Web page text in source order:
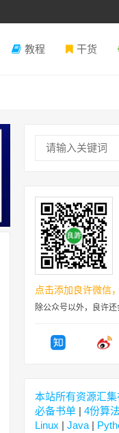
教程 干货
点击添加良许微信
除公众号以外，良许还
本站所有资源汇集
必备书单 | 4份算
Linux | Java |